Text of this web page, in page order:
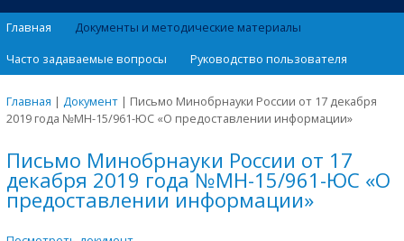
Главная
Документы и методические материалы
Часто задаваемые вопросы
Руководство пользователя
Главная | Документ | Письмо Минобрнауки России от 17 декабря
2019 года №МН-15/961-ЮС «О предоставлении информации»
Письмо Минобрнауки России от 17
декабря 2019 года №МН-15/961-ЮС «О
предоставлении информации»